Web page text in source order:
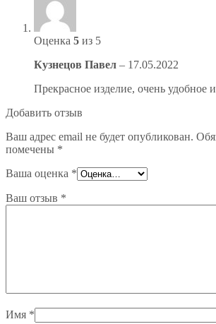
Оценка 5 из 5
Кузнецов Павел – 17.05.2022
Прекрасное изделие, очень удобное
Добавить отзыв
Ваш адрес email не будет опубликован.
помечены *
Ваша оценка *
Ваш отзыв *
Имя *